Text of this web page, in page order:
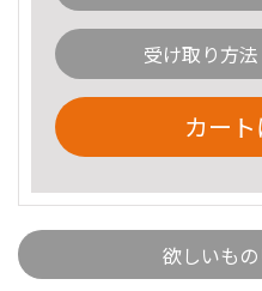
受け取り方
カー
欲しいも